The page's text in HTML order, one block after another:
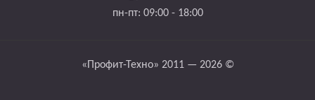
пн-пт: 09:00 - 18:00
«Профит-Техно» 2011 — 2026 ©